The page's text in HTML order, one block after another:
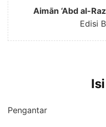
Aimān ‘Abd al-
Edisi
Pengantar